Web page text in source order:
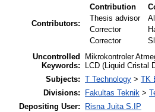
Contributors:
Contribution
Thesis advisor
Corrector
Corrector
Uncontrolled
Keywords:
Mikrokontroler
LCD (Liquid Cristal
Subjects: T Technology > TK
Divisions:
Fakultas Teknik >
Depositing User:
Risna Juita S.IP